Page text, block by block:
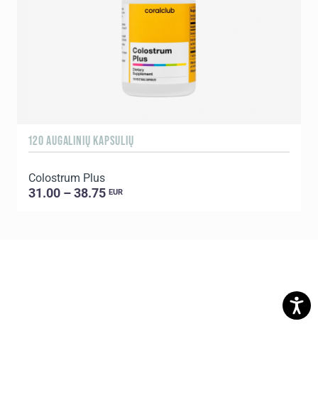
120 AUGALINIŲ KAPSULIŲ
Colostrum Plus
31.00 – 38.75 EUR